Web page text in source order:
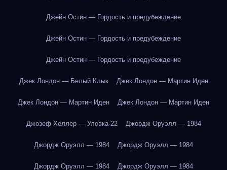
Джейн Остин — Гордость и предубеждение
Джейн Остин — Гордость и предубеждение
Джейн Остин — Гордость и предубеждение
Джек Лондон — Белый Клык Джек Лондон — Мартин Иден
Джек Лондон — Мартин Иден Джек Лондон — Мартин Иден
Джозеф Хеллер — Уловка-22 Джордж Оруэлл — 1984
Джордж Оруэлл — 1984 Джордж Оруэлл — 1984
Джордж Оруэлл — 1984 Джордж Оруэлл — 1984